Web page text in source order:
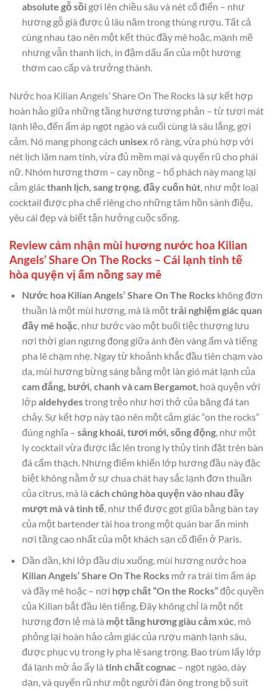
absolute gỗ sồigợi lên chiều sâu và nét cổ điển – như
hương gỗ già được ủ lâu năm trong thùng rượu. Tất cả
cùng nhau tạo nên một kết thúc đầy mê hoặc, mạnh mẽ
nhưng vẫn thanh lịch, in đậm dấu ấn của một hương
thơm cao cấp và trưởng thành.
Nước hoa Kilian Angels’ Share On The Rocks là sự kết hợp
hoàn hảo giữa những tầng hương tương phản – từ tươi mát
lạnh lẽo, đến ấm áp ngọt ngào và cuối cùng là sâu lắng, gợi
cảm. Nó mang phong cách unisex rõ ràng, vừa phù hợp với
nét lịch lãm nam tính, vừa đủ mềm mại và quyến rũ cho phái
nữ. Nhóm hương thơm – cay nồng – hổ phách này mang lại
cảm giácthanh lịch, sang trọng, đầy cuốn hút, như một loại
cocktail được pha chế riêng cho những tâm hồn sành điệu,
yêu cái đẹp và biết tận hưởng cuộc sống.
Review cảm nhận mùi hương nước hoa Kilian
Angels’ Share On The Rocks – Cái lạnh tinh tế
hòa quyện vị ấm nồng say mê
Nước hoa Kilian Angels’ Share On The Rockskhông đơn
thuần là một mùi hương, mà là mộttrải nghiệm giác quan
đầy mê hoặc, như bước vào một buổi tiệc thượng lưu
nơi thời gian ngưng đọng giữa ánh đèn vàng ấm và tiếng
pha lê chạm nhẹ. Ngay từ khoảnh khắc đầu tiên chạm vào
da, mùi hương bừng sáng bằng một làn gió mát lạnh của
cam đắng, bưởi, chanh và cam Bergamot, hoà quyện với
lớpaldehydestrong trẻo như hơi thở của băng đá tan
chảy. Sự kết hợp này tạo nên một cảm giác “on the rocks”
đúng nghĩa – sảng khoái, tươi mới, sống động, như một
ly cocktail vừa được lắc lên trong ly thủy tinh đặt trên bàn
đá cẩm thạch. Nhưng điểm khiến lớp hương đầu này đặc
biệt không nằm ở sự chua chát hay sắc lạnh đơn thuần
của citrus, mà là cách chúng hòa quyện vào nhau đầy
mượt mà và tinh tế, như thể được gọt giũa bằng bàn tay
của một bartender tài hoa trong một quán bar ẩn mình
nơi tầng cao nhất của một khách sạn cổ điển ở Paris.
Dần dần, khi lớp đầu dịu xuống, mùi hương nước hoa
Kilian Angels’ Share On The Rocks mở ra trái tim ấm áp
và đầy mê hoặc – nơi hợp chất “On the Rocks”độc quyền
của Kilian bắt đầu lên tiếng. Đây không chỉ là một nốt
hương đơn lẻ mà là một tầng hương giàu cảm xúc, mô
phỏng lại hoàn hảo cảm giác của rượu mạnh lạnh sâu,
được phục vụ trong ly pha lê sang trọng. Bao trùm lấy lớp
đá lạnh mờ ảo ấy là tinh chất cognac– ngọt ngào, dày
dạn, và quyến rũ như một người đàn ông trong bộ suit